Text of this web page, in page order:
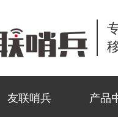
友联哨兵 产品